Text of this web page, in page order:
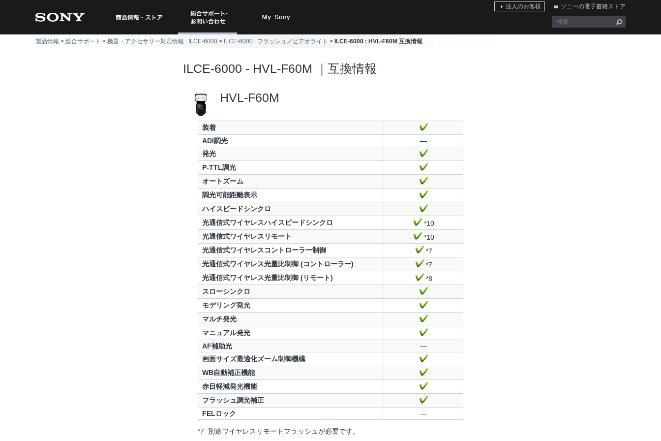
商品情報・ストア
総合サポート・お
My Sony
法人のお客様 ソニーの電子書籍ストア
製品情報 総合サポート 機器・アクセサリー対応情報 : ILCE-6000 ILCE-6000 : フラッシュ／ビデオライト ILCE-6000 : HVL-F60M 互換情報
ILCE-6000 - HVL-F60M ｜互換情報
HVL-F60M
装着
ADI調光
—
発光
P-TTL調光
オートズーム
調光可能距離表示
ハイスピードシンクロ
光通信式ワイヤレスハイスピードシンクロ
*10
光通信式ワイヤレスリモート
*10
光通信式ワイヤレスコントローラー制御
*7
光通信式ワイヤレス光量比制御 (コントローラー)
*7
光通信式ワイヤレス光量比制御 (リモート)
*8
スローシンクロ
モデリング発光
マルチ発光
マニュアル発光
AF補助光
—
画面サイズ最適化ズーム制御機構
WB自動補正機能
赤目軽減発光機能
フラッシュ調光補正
FELロック
—
*7 別途ワイヤレスリモートフラッシュが必要です。